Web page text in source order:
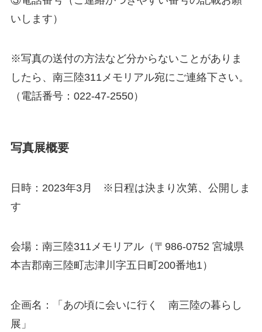
いします）
※写真の送付の方法など分からないことがありま
したら、南三陸311メモリアル宛にご連絡下さい。
（電話番号：022-47-2550）
写真展概要
日時：2023年3月 ※日程は決まり次第、公開しま
す
会場：南三陸311メモリアル（〒986-0752 宮城県
本吉郡南三陸町志津川字五日町200番地1）
企画名：「あの頃に会いに行く 南三陸の暮らし
展」